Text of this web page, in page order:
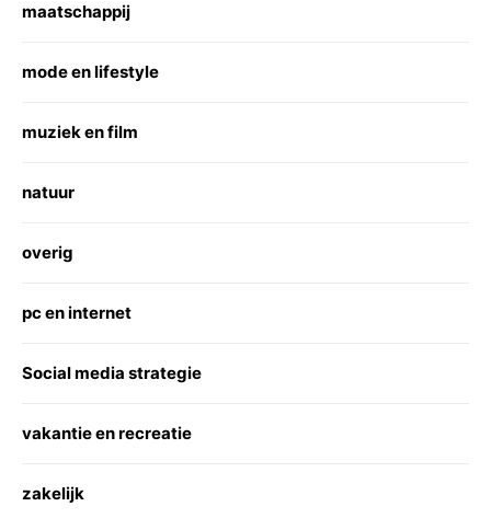
maatschappij
mode en lifestyle
muziek en film
natuur
overig
pc en internet
Social media strategie
vakantie en recreatie
zakelijk